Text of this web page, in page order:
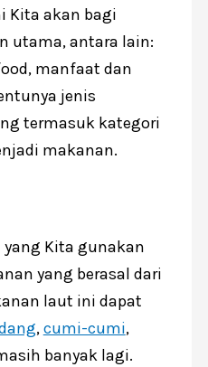
Kita akan bagi
utama, antara lain:
manfaat dan
jenis
termasuk kategori
makanan.
Kita gunakan
yang berasal dari
laut ini dapat
,cumi-cumi,
banyak lagi.